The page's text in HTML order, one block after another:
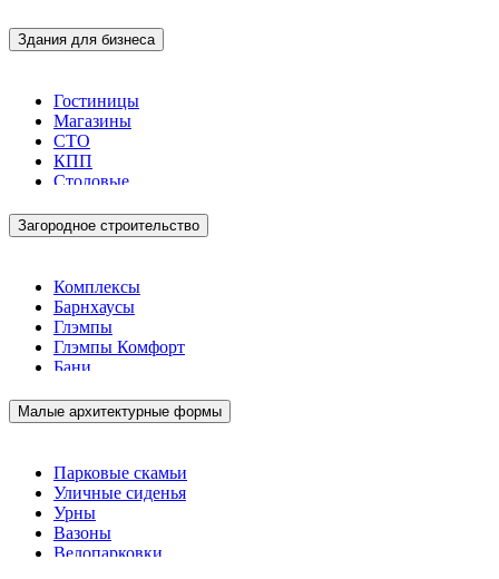
Здания для бизнеса
Гостиницы
Магазины
СТО
КПП
Столовые
Загородное строительство
Комплексы
Барнхаусы
Глэмпы
Глэмпы Комфорт
Бани
Малые архитектурные формы
Парковые скамьи
Уличные сиденья
Урны
Вазоны
Велопарковки